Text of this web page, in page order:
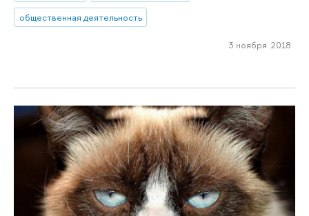
общественная деятельность
3 ноября 2018